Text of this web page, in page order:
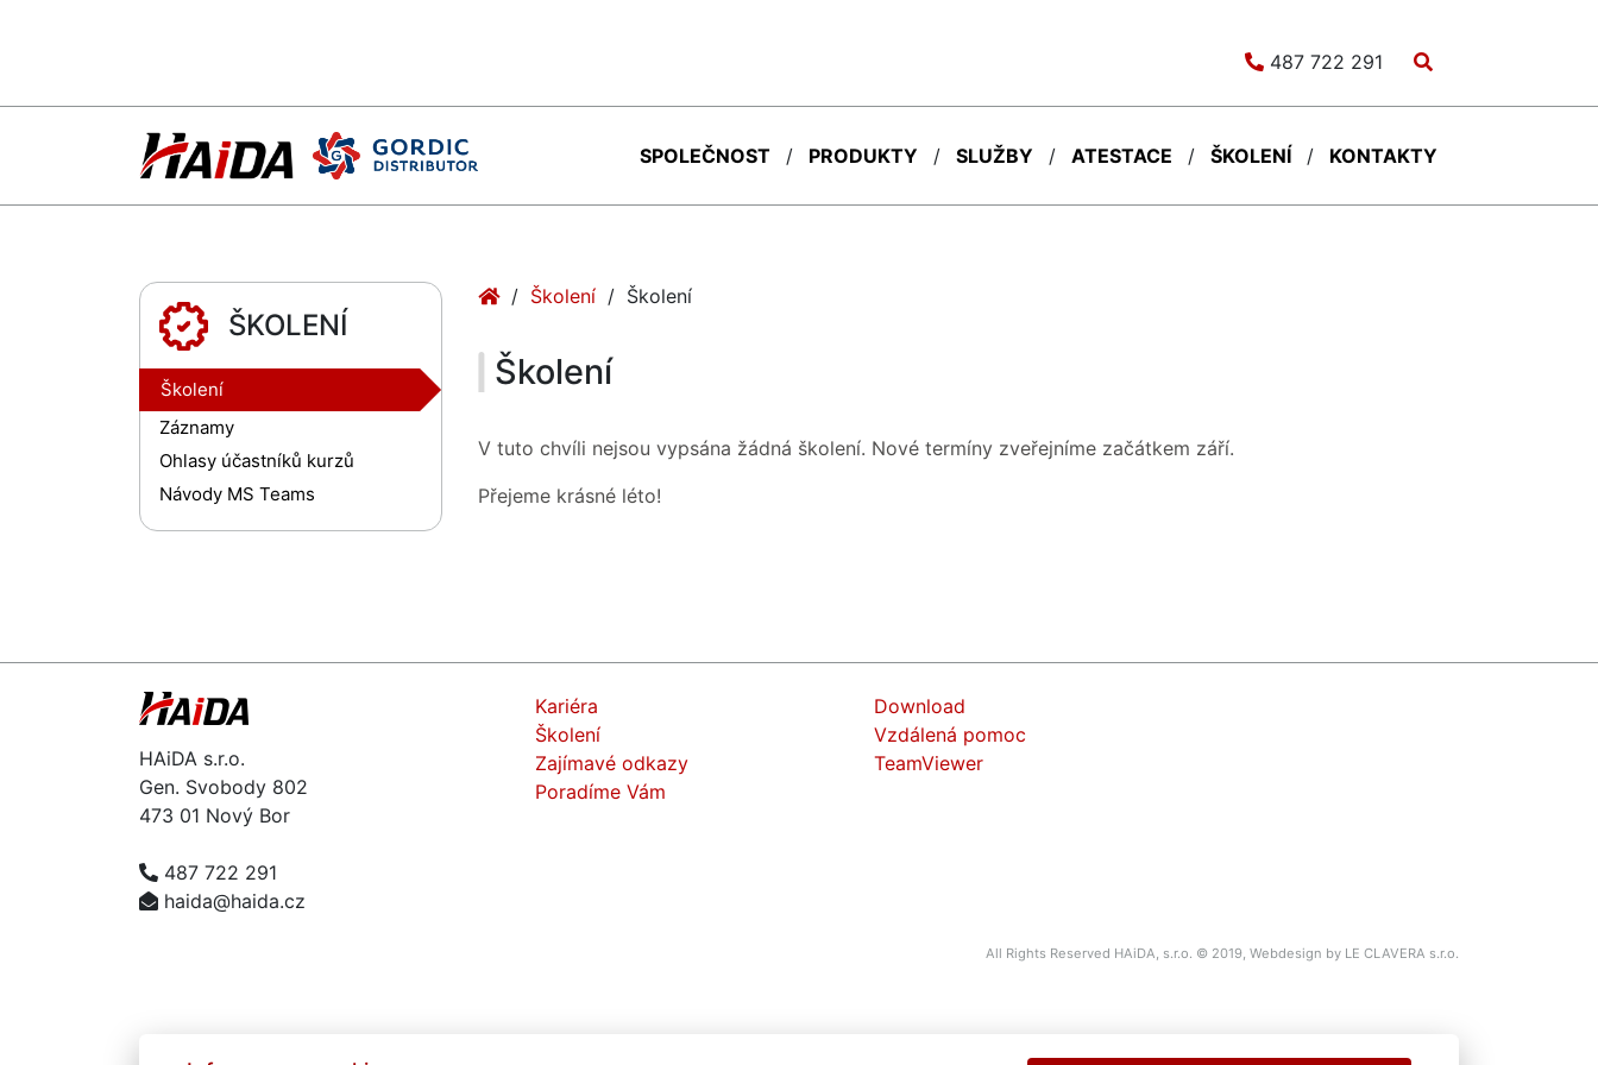
487 722 291
SPOLEČNOST PRODUKTY SLUŽBY ATESTACE ŠKOLENÍ KONTAKTY
ŠKOLENÍ
Školení
Záznamy
Ohlasy účastníků kurzů
Návody MS Teams
Školení (current)
Školení
Školení
V tuto chvíli nejsou vypsána žádná školení. Nové termíny zveřejníme začátkem září.
Přejeme krásné léto!
HAiDA s.r.o.
Gen. Svobody 802
473 01 Nový Bor
487 722 291
haida@haida.cz
Kariéra
Školení
Zajímavé odkazy
Poradíme Vám
Download
Vzdálená pomoc
TeamViewer
All Rights Reserved HAiDA, s.r.o. © 2019, Webdesign by LE CLAVERA s.r.o.